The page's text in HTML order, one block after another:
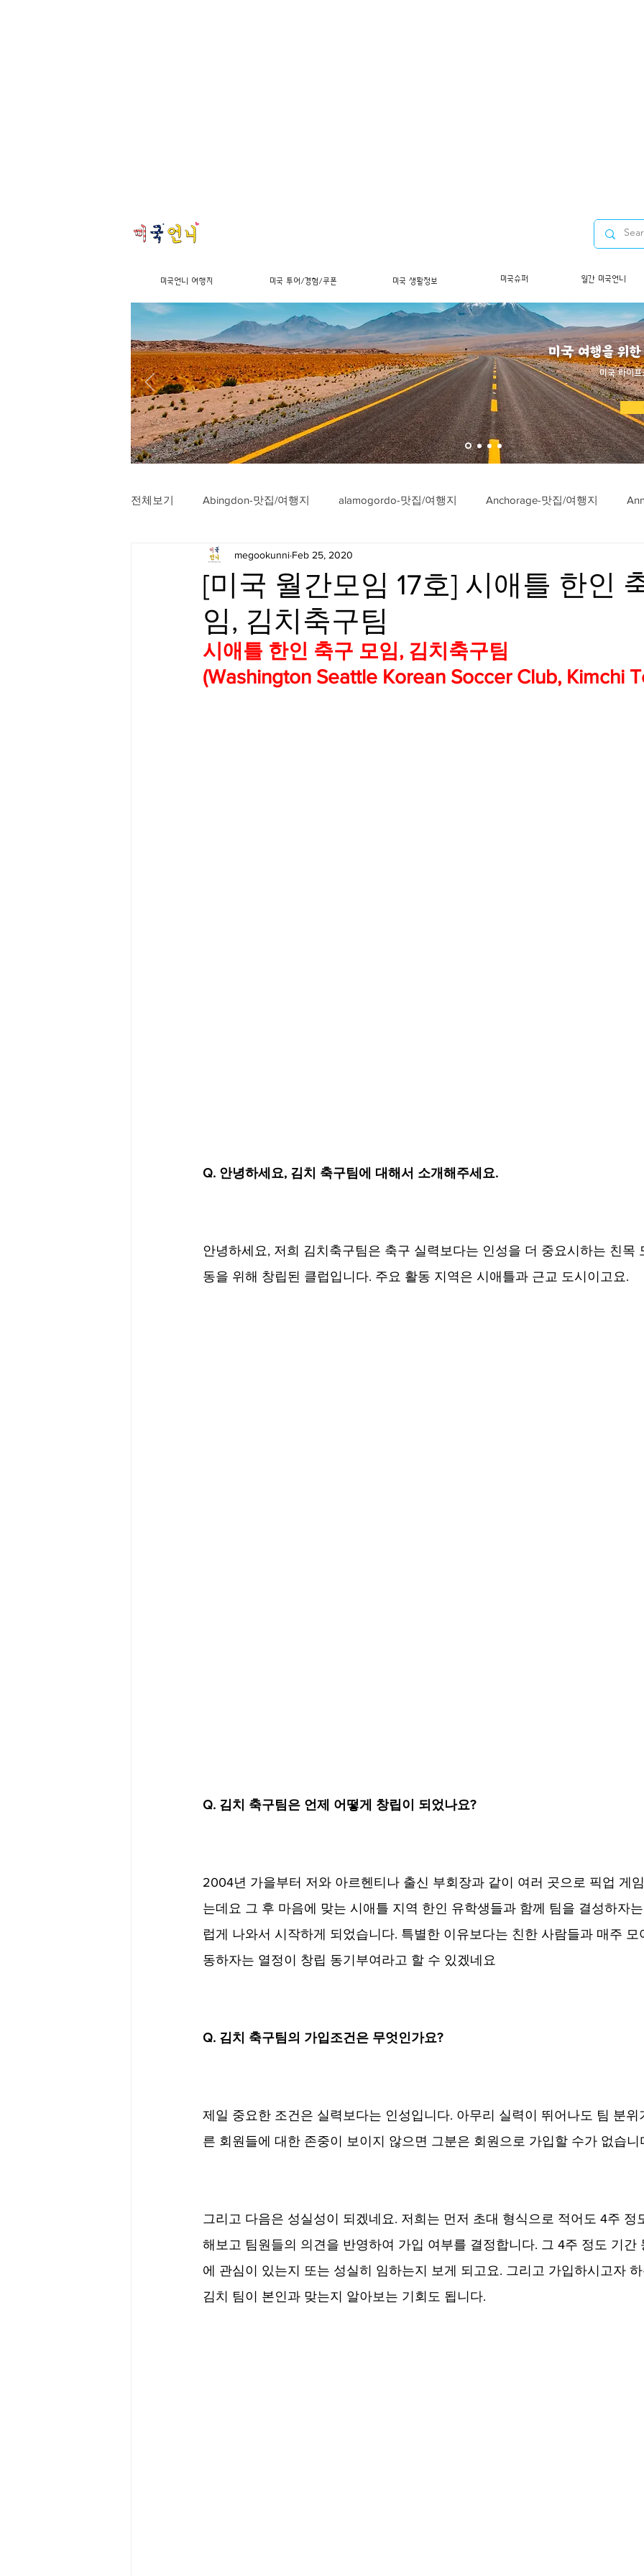
미국 여행을 위
미국 라이
전체보기 Abingdon-맛집/여행지 alamogordo-맛집/여행지 Anchorage-맛집/여행지
Arlington-맛집/여행지 Arlington-맛집/여행지
Badlands-맛집/여행지 Baltimore-맛집/여행지
Big Bend-맛집/여행지 Bloomfield-맛집/여행지 Bloomington-맛집/여행지 Boone-맛집/
[미국 월간모임 17호] 시애틀 한인
임, 김치축구팀
megookunni Feb 25, 2020
시애틀 한인 축구 모임, 김치축구팀
(Washington Seattle Korean Soccer Club, Kimchi
Q. 안녕하세요, 김치 축구팀에 대해서 소개해주세요.
안녕하세요, 저희 김치축구팀은 축구 실력보다는 인성을 더 중요시하는 친목
동을 위해 창립된 클럽입니다. 주요 활동 지역은 시애틀과 근교 도시이고요.
Q. 김치 축구팀은 언제 어떻게 창립이 되었나요?
2004년 가을부터 저와 아르헨티나 출신 부회장과 같이 여러 곳으로 픽업 게
는데요 그 후 마음에 맞는 시애틀 지역 한인 유학생들과 함께 팀을 결성하자
럽게 나와서 시작하게 되었습니다. 특별한 이유보다는 친한 사람들과 매주 모
동하자는 열정이 창립 동기부여라고 할 수 있겠네요
Q. 김치 축구팀의 가입조건은 무엇인가요?
제일 중요한 조건은 실력보다는 인성입니다. 아무리 실력이 뛰어나도 팀 분위
른 회원들에 대한 존중이 보이지 않으면 그분은 회원으로 가입할 수가 없습니
그리고 다음은 성실성이 되겠네요. 저희는 먼저 초대 형식으로 적어도 4주 정
해보고 팀원들의 의견을 반영하여 가입 여부를 결정합니다. 그 4주 정도 기간
에 관심이 있는지 또는 성실히 임하는지 보게 되고요. 그리고 가입하시고자
김치 팀이 본인과 맞는지 알아보는 기회도 됩니다.
미국언니 여행지 미국 투어/경험/쿠폰 미국 생활정보 미국슈퍼 월간 미국언니